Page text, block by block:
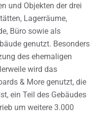
und Objekten der drei
Lagerräume,
Büro sowie als
genutzt. Besonders
des ehemaligen
wird das
& More genutzt, die
ein Teil des Gebäudes
um weitere 3.000